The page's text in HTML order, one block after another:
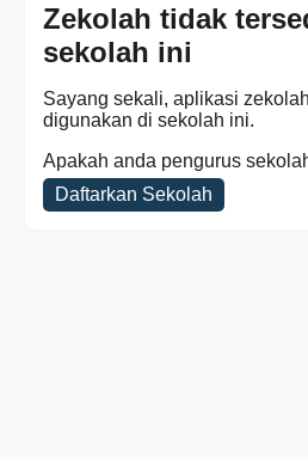
Zekolah tidak
sekolah ini
Sayang sekali, aplikasi
digunakan di sekolah ini.
Apakah anda pengurus
Daftarkan Sekolah